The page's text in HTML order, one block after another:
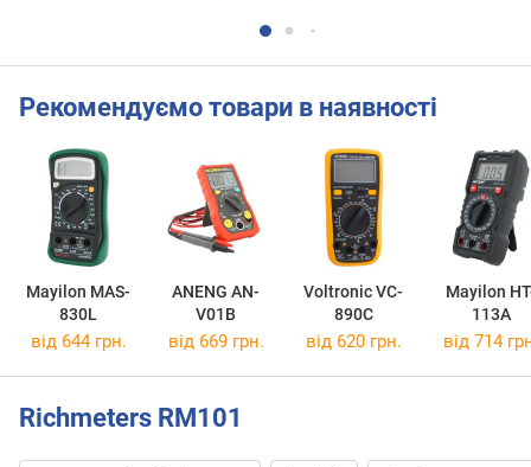
Рекомендуємо товари в наявності
Mayilon MAS-
830L
ANENG AN-
V01B
Voltronic VC-
890C
Mayilon
113A
від 644 грн. від 669 грн. від 620 грн. від 714
Richmeters RM101